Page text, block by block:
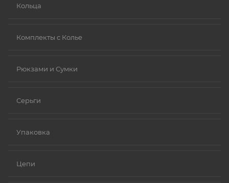
Кольца
Комплекты с Колье
Рюкзами и Сумки
Серьги
Упаковка
Цепи